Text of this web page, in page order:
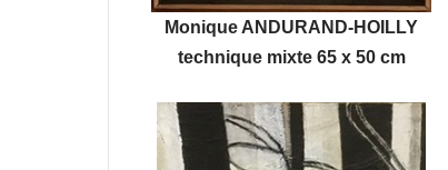
Monique ANDURAND-HOILLY
technique mixte 65 x 50 cm